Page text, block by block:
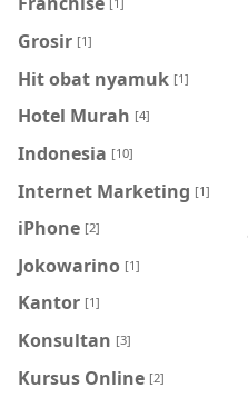
Grosir [1]
Hit obat nyamuk [1]
Hotel Murah [4]
Indonesia [10]
Internet Marketing [1]
iPhone [2]
Jokowarino [1]
Kantor [1]
Konsultan [3]
Kursus Online [2]